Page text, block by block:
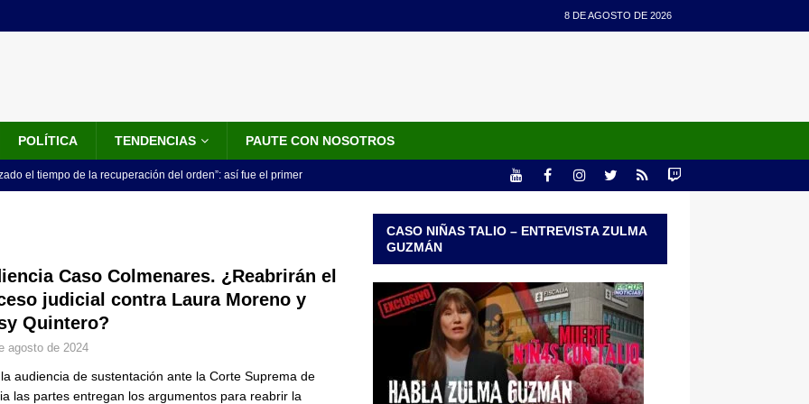
8 DE AGOSTO DE 2026
POLÍTICA TENDENCIAS PAUTE CON NOSOTROS
el tiempo de la recuperación del orden”: así fue el primer
LO ÚLTIMO
posesión de Abelardo De La Espriella: recibirá la banda presidencial
en el Cantón Pichincha
LO ÚLTIMO
Caso Colmenares. ¿Reabrirán el
judicial contra Laura Moreno y
Quintero?
agosto de 2024
audiencia de sustentación ante la Corte Suprema de
las partes entregan los argumentos para reabrir la
CASO NIÑAS TALIO – ENTREVISTA ZULMA
GUZMÁN